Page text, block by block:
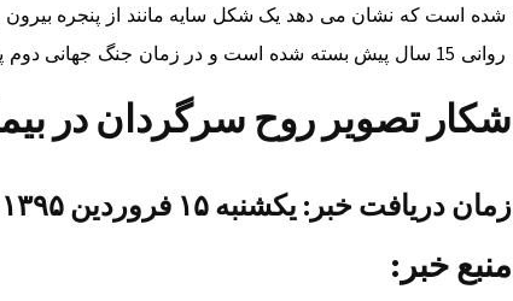
شده است که نشان می دهد یک شکل سایه مانند از پنجره بیرون
روانی 15 سال پیش بسته شده است و در زمان جنگ جهانی دوم پناهگاه انفجار نیروهای آلمانی بوده است. انتهای پیام/
شکار تصویر روح سرگردان در
زمان دریافت خبر: یکشنبه ۱۵ فروردین ۱۳۹۵ ساعت ۲۲:۲۴
منبع خبر: